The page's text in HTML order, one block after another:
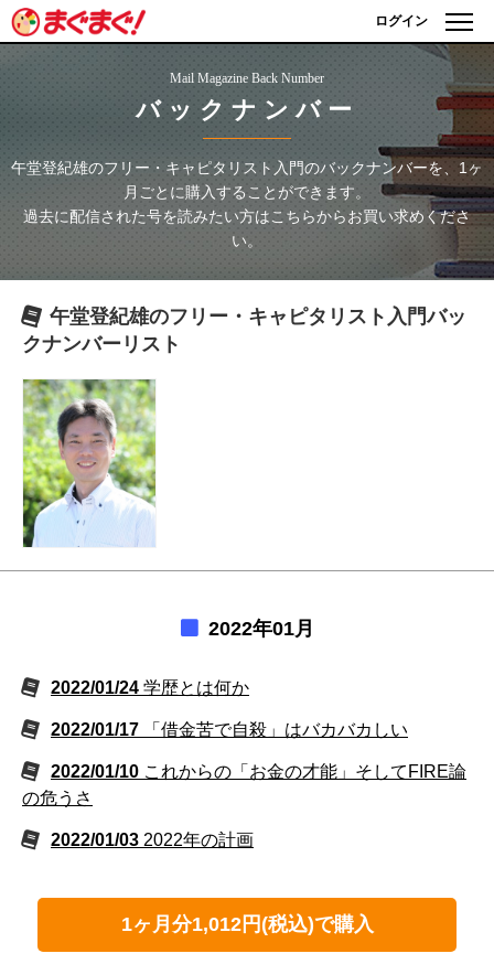
ログイン
Mail Magazine Back Number
バックナンバー
午堂登紀雄のフリー・キャピタリスト入門のバックナンバーを、1ヶ
月ごとに購入することができます。
過去に配信された号を読みたい方はこちらからお買い求めくださ
い。
午堂登紀雄のフリー・キャピタリスト入門バッ
クナンバーリスト
2022年01月
2022/01/24 学歴とは何か
2022/01/17 「借金苦で自殺」はバカバカしい
2022/01/10 これからの「お金の才能」そしてFIRE論
の危うさ
2022/01/03 2022年の計画
1ヶ月分1,012円(税込)で購入